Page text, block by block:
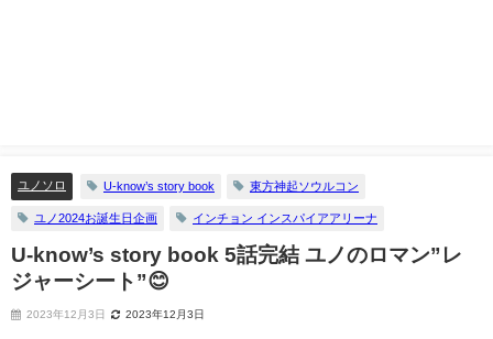
ユノソロ U-know’s story book 東方神起ソウルコン
ユノ2024お誕生日企画 インチョン インスパイアアリーナ
U-know’s story book 5話完結 ユノのロマン”レ
ジャーシート”😊
2023年12月3日 2023年12月3日